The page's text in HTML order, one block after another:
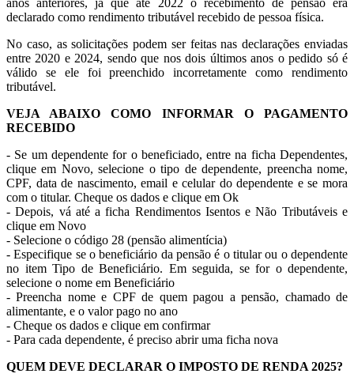
declarado como rendimento tributável recebido de pessoa física.
No caso, as solicitações podem ser feitas nas declarações enviadas
entre 2020 e 2024, sendo que nos dois últimos anos o pedido só é
válido se ele foi preenchido incorretamente como rendimento
tributável.
VEJA ABAIXO COMO INFORMAR O PAGAMENTO
RECEBIDO
- Se um dependente for o beneficiado, entre na ficha Dependentes,
clique em Novo, selecione o tipo de dependente, preencha nome,
CPF, data de nascimento, email e celular do dependente e se mora
com o titular. Cheque os dados e clique em Ok
- Depois, vá até a ficha Rendimentos Isentos e Não Tributáveis e
clique em Novo
- Selecione o código 28 (pensão alimentícia)
- Especifique se o beneficiário da pensão é o titular ou o dependente
no item Tipo de Beneficiário. Em seguida, se for o dependente,
selecione o nome em Beneficiário
- Preencha nome e CPF de quem pagou a pensão, chamado de
alimentante, e o valor pago no ano
- Cheque os dados e clique em confirmar
- Para cada dependente, é preciso abrir uma ficha nova
QUEM DEVE DECLARAR O IMPOSTO DE RENDA 2025?